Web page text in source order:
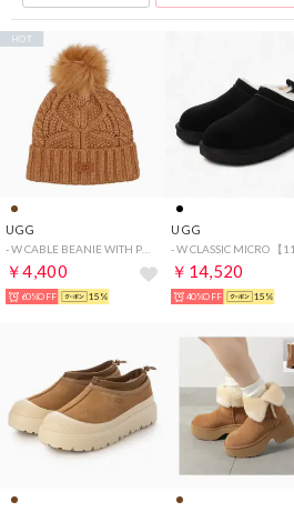
UGG
￥4,400
HOT
60%OFF 15%
UGG
￥14,520
40%OFF 15%